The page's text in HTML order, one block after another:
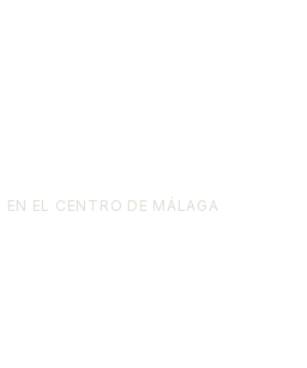
EN EL CENTRO DE MÁLAGA